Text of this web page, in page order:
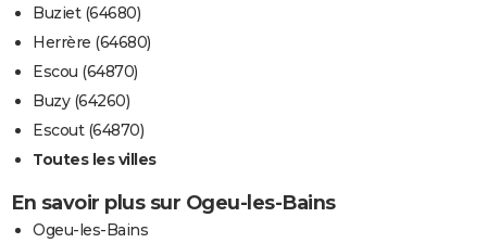
Buziet (64680)
Herrère (64680)
Escou (64870)
Buzy (64260)
Escout (64870)
Toutes les villes
En savoir plus sur Ogeu-les-Bains
Ogeu-les-Bains